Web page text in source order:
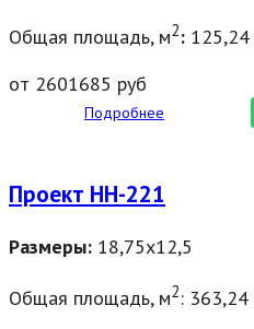
Общая площадь, м2: 125,24
от 2601685 руб
Подробнее
Проект НН-221
Размеры: 18,75х12,5
Общая площадь, м2: 363,24